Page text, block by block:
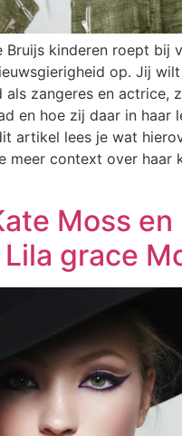
Bruijs kinderen roept bij
op. Jij
als zangeres en actrice,
en hoe zij daar in haar
artikel lees je wat
meer context over haar
Moss en
grace